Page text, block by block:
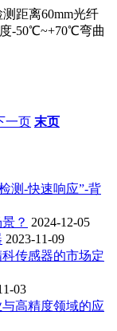
距离60mm光纤
-50℃~+70℃弯曲
一页 末页
测-快速响应”-背
？ 2024-12-05
2023-11-09
传感器的市场定
03
高精度领域的应